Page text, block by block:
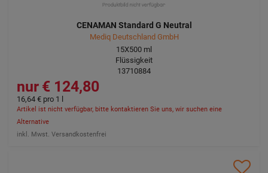
CENAMAN Standard G Neutral
Mediq Deutschland GmbH
15X500 ml
Flüssigkeit
13710884
124,80 €
Artikel ist nicht verfügbar, bitte kontaktieren Sie uns, wir suchen eine
Alternative
inkl. Mwst. Versandkostenfrei
16,64 € pro 1 l